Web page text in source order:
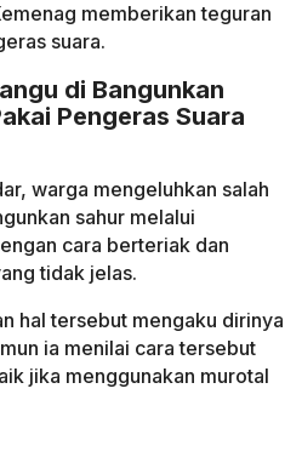
memberikan teguran
suara.
di Bangunkan
Pengeras Suara
warga mengeluhkan salah
sahur melalui
cara berteriak dan
tidak jelas.
hal tersebut mengaku dirinya
ia menilai cara tersebut
jika menggunakan murotal